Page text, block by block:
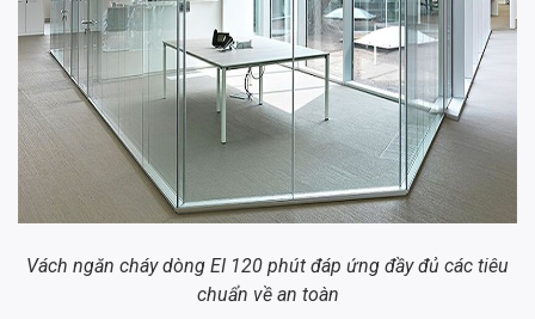
Vách ngăn cháy dòng EI 120 phút đáp ứng đầy đủ các tiêu
chuẩn về an toàn